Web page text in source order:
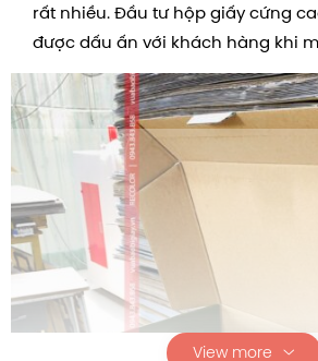
rất nhiều. Đầu tư hộp giấy cứng
được dấu ấn với khách hàng khi
View more